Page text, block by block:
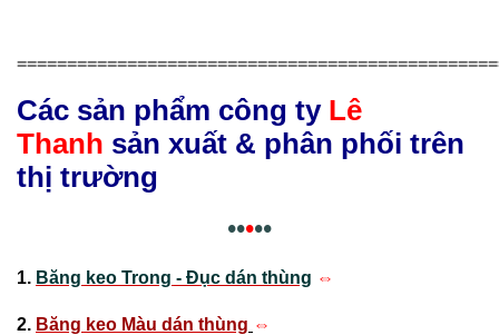
Các sản phẩm công ty Lê
Thanh sản xuất & phân phối trên
thị trường
•••••
1. Băng keo Trong - Đục dán thùng ⇔
2. Băng keo Màu dán thùng ⇔